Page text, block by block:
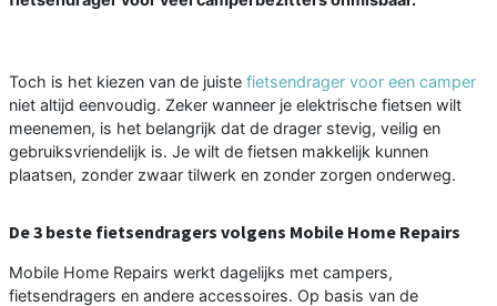
Toch is het kiezen van de juiste fietsendrager voor een camper
niet altijd eenvoudig. Zeker wanneer je elektrische fietsen wilt
meenemen, is het belangrijk dat de drager stevig, veilig en
gebruiksvriendelijk is. Je wilt de fietsen makkelijk kunnen
plaatsen, zonder zwaar tilwerk en zonder zorgen onderweg.
De 3 beste fietsendragers volgens Mobile Home Repairs
Mobile Home Repairs werkt dagelijks met campers,
fietsendragers en andere accessoires. Op basis van de